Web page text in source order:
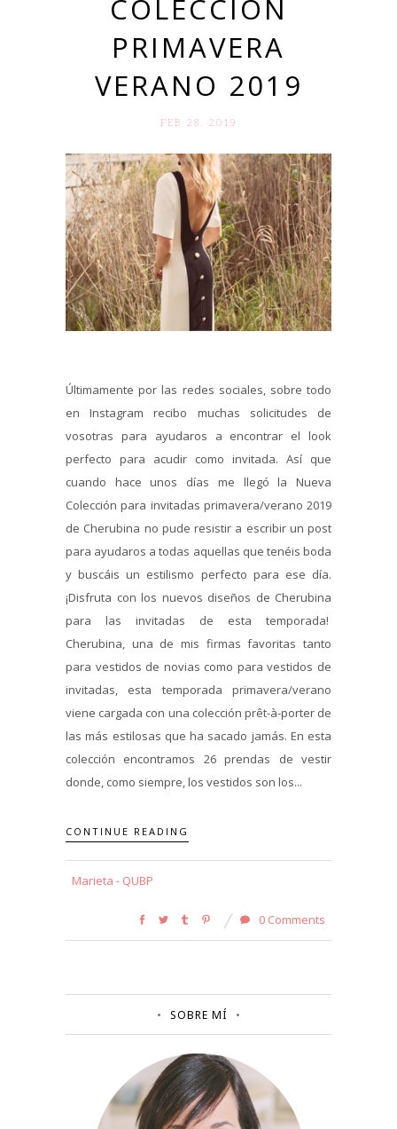
COLECCIÓN
PRIMAVERA
VERANO 2019
FEB 28. 2019
Últimamente por las redes sociales, sobre todo
en Instagram recibo muchas solicitudes de
vosotras para ayudaros a encontrar el look
perfecto para acudir como invitada. Así que
cuando hace unos días me llegó la Nueva
Colección para invitadas primavera/verano 2019
de Cherubina no pude resistir a escribir un post
para ayudaros a todas aquellas que tenéis boda
y buscáis un estilismo perfecto para ese día.
¡Disfruta con los nuevos diseños de Cherubina
para las invitadas de esta temporada!
Cherubina, una de mis firmas favoritas tanto
para vestidos de novias como para vestidos de
invitadas, esta temporada primavera/verano
viene cargada con una colección prêt-à-porter de
las más estilosas que ha sacado jamás. En esta
colección encontramos 26 prendas de vestir
donde, como siempre, los vestidos son los...
CONTINUE READING
Marieta - QUBP
0 Comments
SOBRE MÍ